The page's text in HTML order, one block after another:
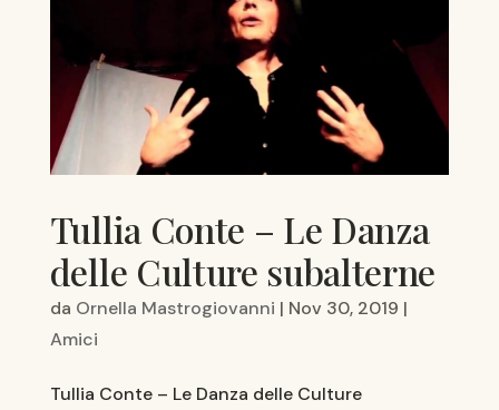
Tullia Conte – Le Danza
delle Culture subalterne
da Ornella Mastrogiovanni | Nov 30, 2019 |
Amici
Tullia Conte – Le Danza delle Culture